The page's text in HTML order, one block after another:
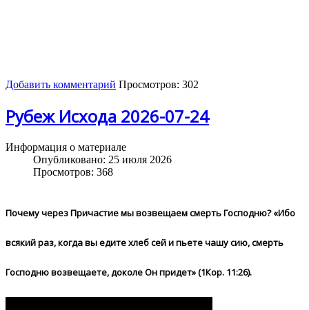
Добавить комментарий Просмотров: 302
Рубеж Исхода 2026-07-24
Информация о материале
Опубликовано: 25 июля 2026
Просмотров: 368
Почему через Причастие мы возвещаем смерть Господню? «Ибо
всякий раз, когда вы едите хлеб сей и пьете чашу сию, смерть
Господню возвещаете, доколе Он придет» (1Кор. 11:26).